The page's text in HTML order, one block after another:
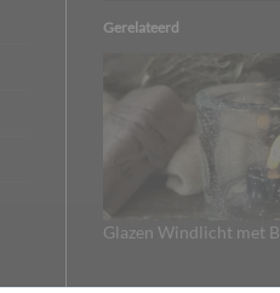
Gerelateerd
Glazen Windlicht met